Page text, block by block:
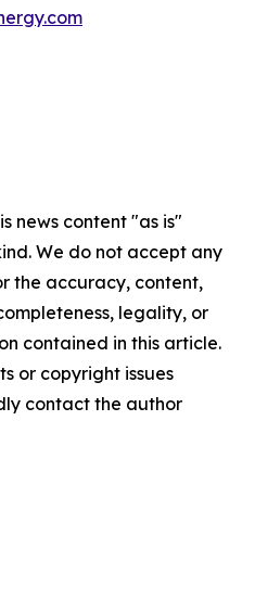
news content "as is"
We do not accept any
the accuracy, content,
legality, or
contained in this article.
or copyright issues
contact the author